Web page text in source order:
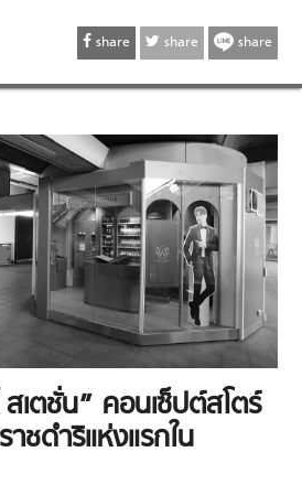
share share share
ตชั่น” คอนเซ็ปต์สโตร์
ชดำริแห่งแรกใน